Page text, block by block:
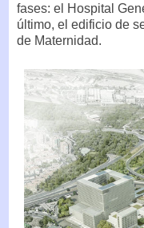
fases: el Hospital
último, el edificio de
de Maternidad.